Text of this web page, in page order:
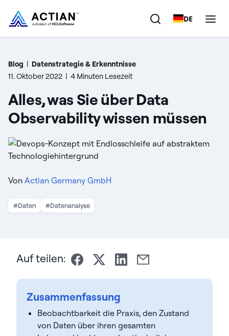
DE
Produkte
Kunden
Unternehmen
Ressourcen
Blog | Datenstrategie & Erkenntnisse
11. Oktober 2022 | 4 Minuten Lesezeit
Alles, was Sie über Data
Observability wissen müssen
Von Actian Germany GmbH
#Daten #Datenanalyse
Auf teilen:
Zusammenfassung
Beobachtbarkeit die Praxis, den Zustand
von Daten über ihren gesamten